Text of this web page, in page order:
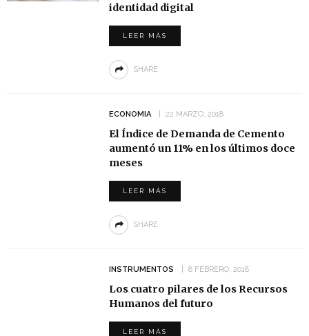
identidad digital
LEER MÁS
SHARE
ECONOMIA 22 MARZO, 2018
El Índice de Demanda de Cemento
aumentó un 11% en los últimos doce
meses
LEER MÁS
SHARE
INSTRUMENTOS 8 FEBRERO, 2018
Los cuatro pilares de los Recursos
Humanos del futuro
LEER MÁS